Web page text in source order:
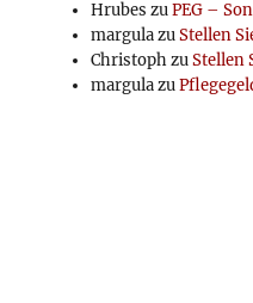
Hrubes zuPEG –
margulazuStellen
ChristophzuStellen
margulazu